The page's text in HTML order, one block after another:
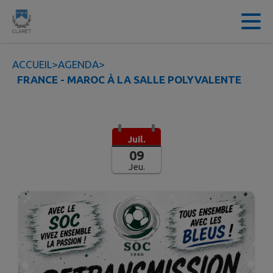
Contenu
ACCUEIL>AGENDA>
FRANCE - MAROC À LA SALLE POLYVALENTE
Juil.
09
Jeu.